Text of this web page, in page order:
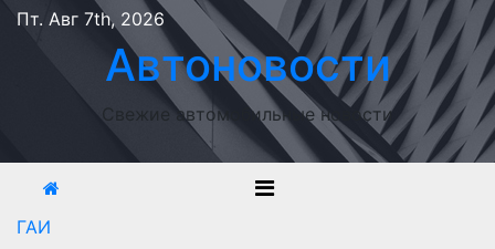
Перейти
содержимому
Пт. Авг 7th, 2026
Автоновости
Свежие автомобильные новости
ГАИ